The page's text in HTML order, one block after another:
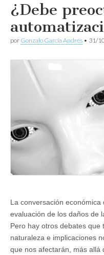
¿Debe
por Gonzalo García Andrés • 31/
La conversación
evaluación de los daños de
Pero hay otros debates
naturaleza e implicaciones
que nos afectarán, más allá